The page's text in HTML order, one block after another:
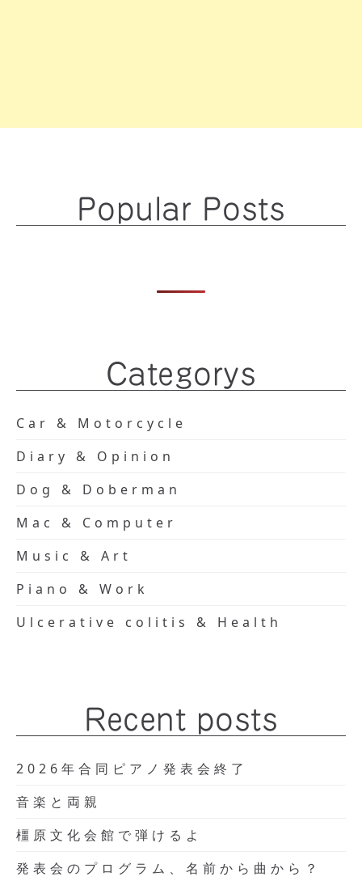
Popular Posts
Categorys
Car & Motorcycle
Diary & Opinion
Dog & Doberman
Mac & Computer
Music & Art
Piano & Work
Ulcerative colitis & Health
Recent posts
2026年合同ピアノ発表会終了
音楽と両親
橿原文化会館で弾けるよ
発表会のプログラム、名前から曲から？